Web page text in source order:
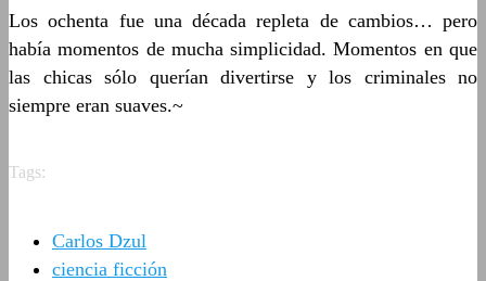
Los ochenta fue una década repleta de cambios… pero
había momentos de mucha simplicidad. Momentos en que
las chicas sólo querían divertirse y los criminales no
siempre eran suaves.~
Tags:
Carlos Dzul
ciencia ficción